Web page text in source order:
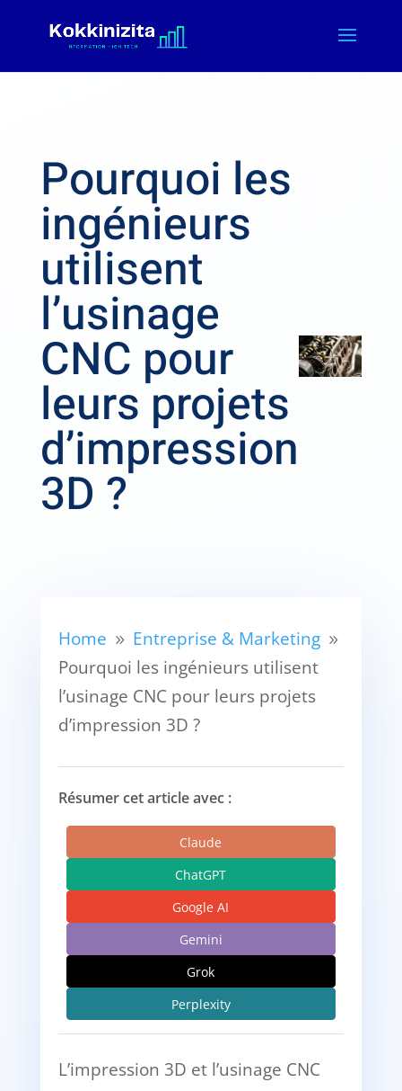
Pourquoi les
ingénieurs
utilisent
l’usinage
CNC pour
leurs projets
d’impression
3D ?
Home 9 Entreprise & Marketing 9
Pourquoi les ingénieurs utilisent
l’usinage CNC pour leurs projets
d’impression 3D ?
Résumer cet article avec :
Claude
ChatGPT
Google AI
Gemini
Grok
Perplexity
L’impression 3D et l’usinage CNC